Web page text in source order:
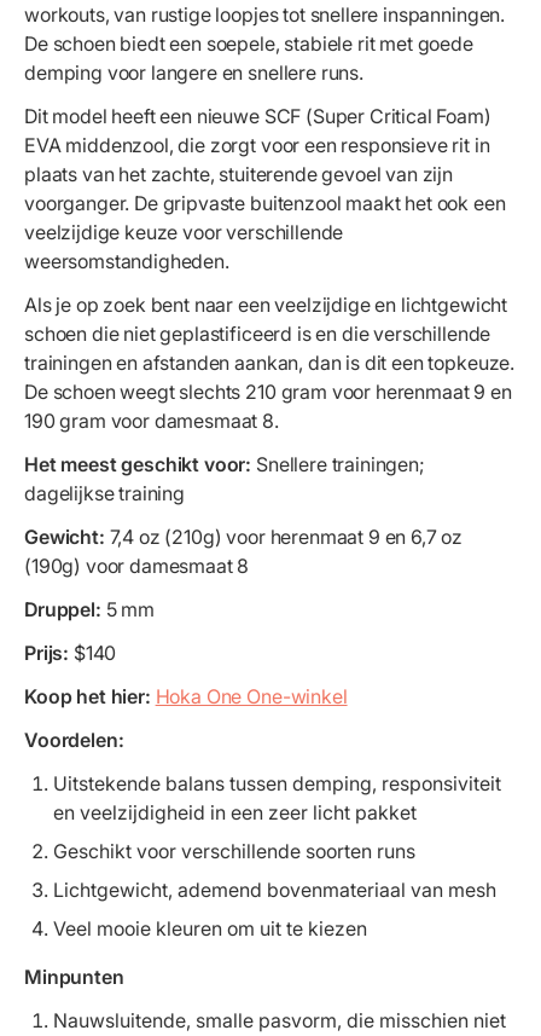
workouts, van rustige loopjes tot snellere inspanningen.
De schoen biedt een soepele, stabiele rit met goede
demping voor langere en snellere runs.
Dit model heeft een nieuwe SCF (Super Critical Foam)
EVA middenzool, die zorgt voor een responsieve rit in
plaats van het zachte, stuiterende gevoel van zijn
voorganger. De gripvaste buitenzool maakt het ook een
veelzijdige keuze voor verschillende
weersomstandigheden.
Als je op zoek bent naar een veelzijdige en lichtgewicht
schoen die niet geplastificeerd is en die verschillende
trainingen en afstanden aankan, dan is dit een topkeuze.
De schoen weegt slechts 210 gram voor herenmaat 9 en
190 gram voor damesmaat 8.
Het meest geschikt voor: Snellere trainingen;
dagelijkse training
Gewicht: 7,4 oz (210g) voor herenmaat 9 en 6,7 oz
(190g) voor damesmaat 8
Druppel: 5 mm
Prijs: $140
Koop het hier: Hoka One One-winkel
Voordelen:
Uitstekende balans tussen demping, responsiviteit
en veelzijdigheid in een zeer licht pakket
Geschikt voor verschillende soorten runs
Lichtgewicht, ademend bovenmateriaal van mesh
Veel mooie kleuren om uit te kiezen
Minpunten
Nauwsluitende, smalle pasvorm, die misschien niet